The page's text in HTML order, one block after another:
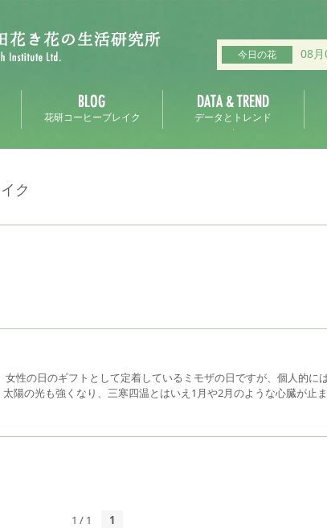
今日の花 08月
花研コーヒーブレイク データとトレンド
ク
性の日のギフトとして定着しているミモザの日ですが、個人的に
陽の光も強くなり、三寒四温とはいえ1月や2月のような心臓が止
1 / 1 1